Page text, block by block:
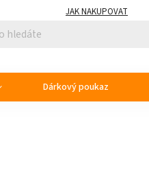
JAK NAKUPOVAT
Dárkový poukaz